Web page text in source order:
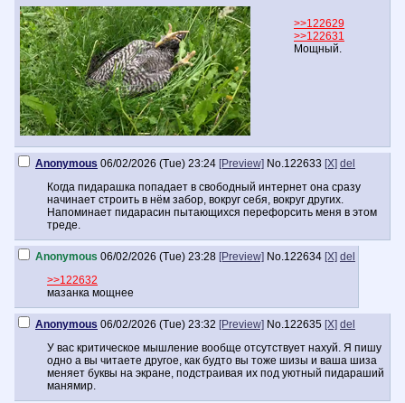
>>122629
>>122631
Мощный.
Anonymous 06/02/2026 (Tue) 23:24 [Preview] No.122633 [X] del
Когда пидарашка попадает в свободный интернет она сразу
начинает строить в нём забор, вокруг себя, вокруг других.
Напоминает пидарасин пытающихся перефорсить меня в этом
треде.
Anonymous 06/02/2026 (Tue) 23:28 [Preview] No.122634 [X] del
>>122632
мазанка мощнее
Anonymous 06/02/2026 (Tue) 23:32 [Preview] No.122635 [X] del
У вас критическое мышление вообще отсутствует нахуй. Я пишу
одно а вы читаете другое, как будто вы тоже шизы и ваша шиза
меняет буквы на экране, подстраивая их под уютный пидараший
манямир.